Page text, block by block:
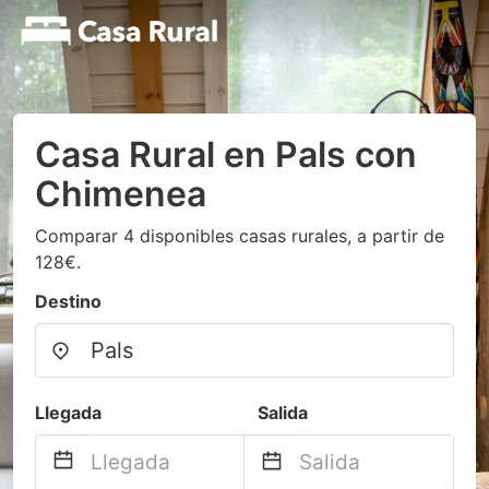
Casa Rural en Pals con
Chimenea
Comparar 4 disponibles casas rurales, a partir de
128€.
Destino
Llegada Salida